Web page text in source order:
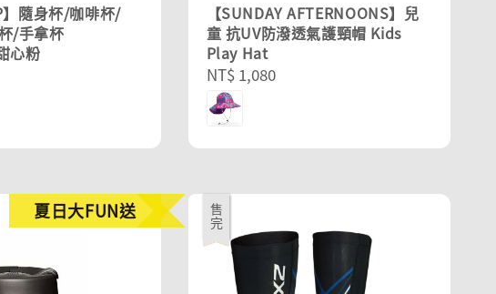
】隨身杯/咖啡杯/
/手拿杯
心粉
【SUNDAY AFTERNOONS】兒
童 抗UV防潑透氣護頸帽 Kids
Play Hat
Regular
price
NT$ 1,080
夏日大FUN送 優惠
售完